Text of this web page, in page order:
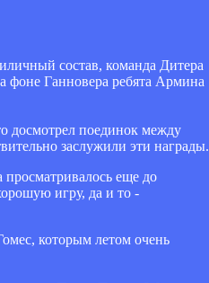
состав, команда Дитера
фоне Ганновера ребята Армина
досмотрел поединок между
заслужили эти награды.
еще до
игру, да и то -
которым летом очень